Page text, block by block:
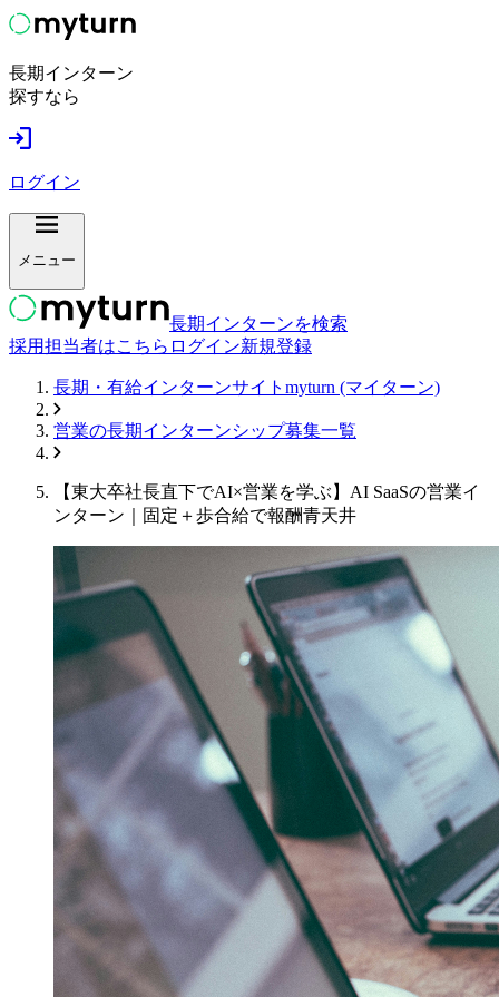
長期インターン
探すなら
ログイン
メニュー
長期インターンを検索
採用担当者はこちら ログイン新規登録
長期・有給インターンサイトmyturn (マイターン)
営業の長期インターンシップ募集一覧
【東大卒社長直下でAI×営業を学ぶ】AI SaaSの営業イ
ンターン｜固定＋歩合給で報酬青天井